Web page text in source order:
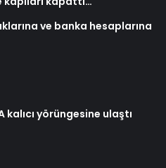
ve banka hesaplarına
kalıcı yörüngesine ulaştı